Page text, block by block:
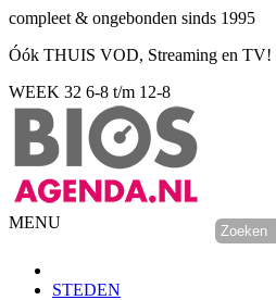
compleet & ongebonden sinds 1995
Óók THUIS VOD, Streaming en TV!
WEEK 32 6-8 t/m 12-8
MENU
STEDEN